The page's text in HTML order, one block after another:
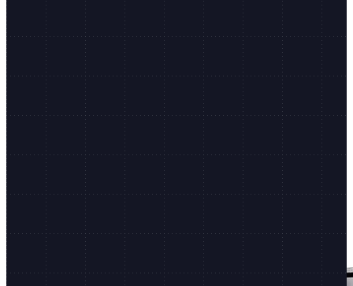
Shopify.dev
Entwicklerdokumentation, CLI und mehr
Grenzenlose Innovation